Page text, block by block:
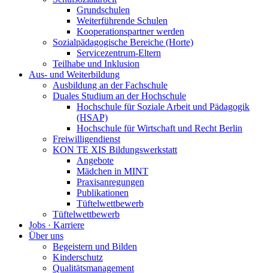
Grundschulen
Weiterführende Schulen
Kooperationspartner werden
Sozialpädagogische Bereiche (Horte)
Servicezentrum-Eltern
Teilhabe und Inklusion
Aus- und Weiterbildung
Ausbildung an der Fachschule
Duales Studium an der Hochschule
Hochschule für Soziale Arbeit und Pädagogik
(HSAP)
Hochschule für Wirtschaft und Recht Berlin
Freiwilligendienst
KON TE XIS Bildungswerkstatt
Angebote
Mädchen in MINT
Praxisanregungen
Publikationen
Tüftelwettbewerb
Tüftelwettbewerb
Jobs · Karriere
Über uns
Begeistern und Bilden
Kinderschutz
Qualitätsmanagement